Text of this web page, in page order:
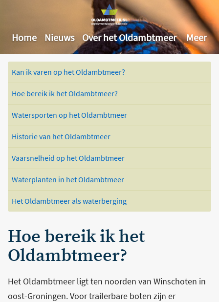
Home Nieuws Over het Oldambtmeer Meer
Kan ik varen op het Oldambtmeer?
Hoe bereik ik het Oldambtmeer?
Watersporten op het Oldambtmeer
Historie van het Oldambtmeer
Vaarsnelheid op het Oldambtmeer
Waterplanten in het Oldambtmeer
Het Oldambtmeer als waterberging
Hoe bereik ik het
Oldambtmeer?
Het Oldambtmeer ligt ten noorden van Winschoten in
oost-Groningen. Voor trailerbare boten zijn er